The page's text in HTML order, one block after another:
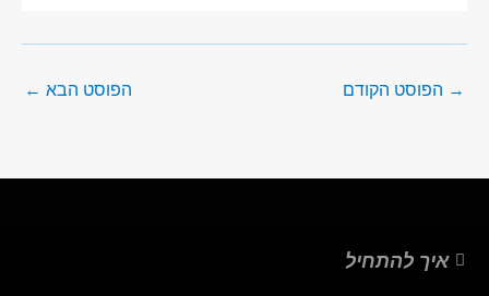
→ הפוסט הקודם הפוסט הבא ←
איך להתחיל